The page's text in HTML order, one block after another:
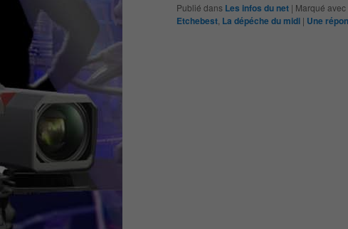
Publié dans Les infos du net | Marqué avec
Etchebest La dépéche du midi | Une